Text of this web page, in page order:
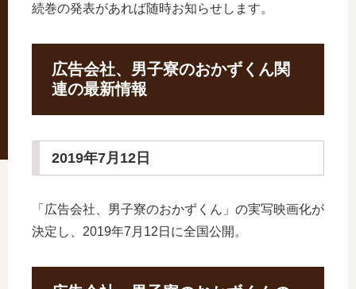
続巻の発表があれば随時お知らせします。
広告会社、男子寮のおかずくん関
連の最新情報
2019年7月12日
「広告会社、男子寮のおかずくん」の実写映画化が
決定し、2019年7月12日に全国公開。